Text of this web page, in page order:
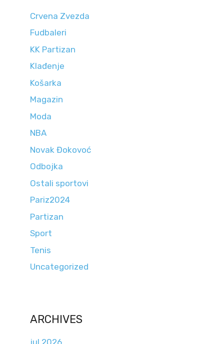
Crvena Zvezda
Fudbaleri
KK Partizan
Klađenje
Košarka
Magazin
Moda
NBA
Novak Đokovoć
Odbojka
Ostali sportovi
Pariz2024
Partizan
Sport
Tenis
Uncategorized
ARCHIVES